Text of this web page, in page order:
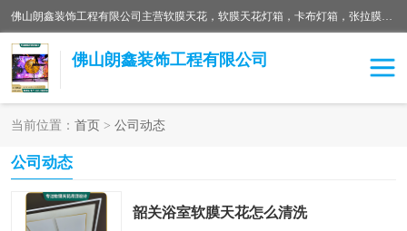
佛山朗鑫装饰工程有限公司主营软膜天花，软膜天花灯箱，卡布灯箱，张拉膜等产品，价格实惠，支持定制；公司专业装饰铺面，家居，会展特装，软膜等工程，技能精良人员，安装快、价格合理，质量保证、热诚与各方有识人士合作，欢迎新老客户来电咨询。
佛山朗鑫装饰工程有限公司
当前位置： 首页 > 公司动态
公司动态
韶关浴室软膜天花怎么清洗
软膜天花灯箱
张拉膜 软膜吊顶